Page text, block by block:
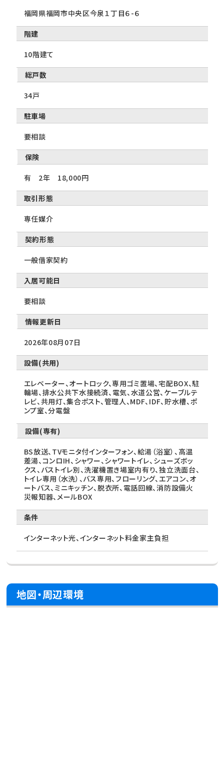
福岡県福岡市中央区今泉１丁目６-６
階建
10階建て
総戸数
34戸
駐車場
要相談
保険
有 2年 18,000円
取引形態
専任媒介
契約形態
一般借家契約
入居可能日
要相談
情報更新日
2026年08月07日
設備(共用)
エレベーター、オートロック、専用ゴミ置場、宅配BOX、駐
輪場、排水公共下水接続済、電気、水道公営、ケーブルテ
レビ、共用灯、集合ポスト、管理人、MDF、IDF、貯水槽、ポ
ンプ室、分電盤
設備(専有)
BS放送、TVモニタ付インターフォン、給湯（浴室）、高温
差湯、コンロIH、シャワー、シャワートイレ、シューズボッ
クス、バストイレ別、洗濯機置き場室内有り、独立洗面台、
トイレ専用（水洗）、バス専用、フローリング、エアコン、オ
ートバス、ミニキッチン、脱衣所、電話回線、消防設備火
災報知器、メールBOX
条件
インターネット光、インターネット料金家主負担
地図・周辺環境